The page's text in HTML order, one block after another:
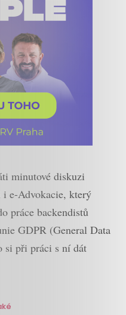
minutové diskuzi
i e-Advokacie, který
práce backendistů
GDPR (General Data
si při práci s ní dát